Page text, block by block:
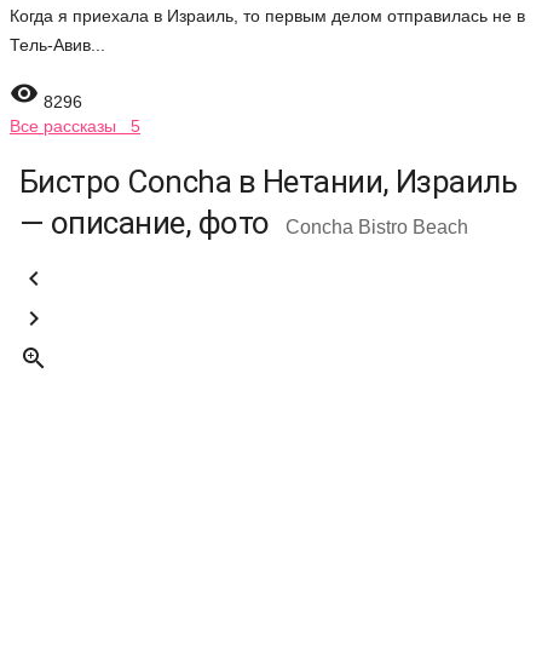
Когда я приехала в Израиль, то первым делом отправилась не в
Тель-Авив...
 8296
Все рассказы 5
Бистро Concha в Нетании, Израиль
— описание, фото
Concha Bistro Beach


